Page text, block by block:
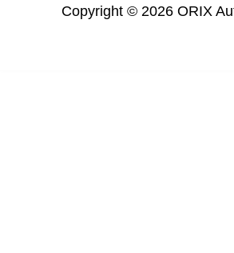
Copyright © 2026 ORIX